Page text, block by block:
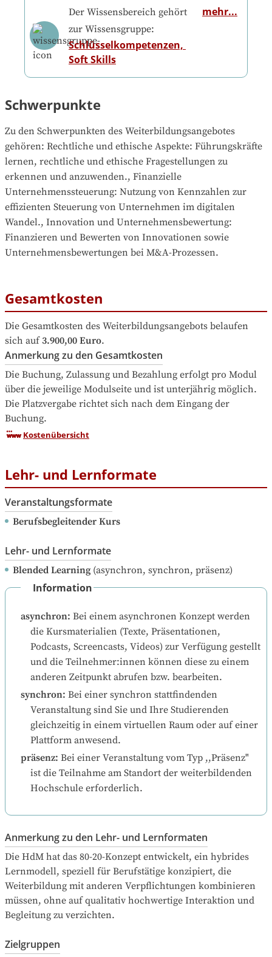
Der Wissensbereich gehört
zur Wissensgruppe:
Schlüsselkompetenzen,
Soft Skills
mehr...
Schwerpunkte
Zu den Schwerpunkten des Weiterbildungsangebotes
gehören: Rechtliche und ethische Aspekte: Führungskräfte
lernen, rechtliche und ethische Fragestellungen zu
erkennen und anzuwenden., Finanzielle
Unternehmenssteuerung: Nutzung von Kennzahlen zur
effizienten Steuerung von Unternehmen im digitalen
Wandel., Innovation und Unternehmensbewertung:
Finanzieren und Bewerten von Innovationen sowie
Unternehmensbewertungen bei M&A-Prozessen.
Gesamtkosten
Die Gesamtkosten des Weiterbildungsangebots belaufen
sich auf 3.900,00 Euro.
Anmerkung zu den Gesamtkosten
Die Buchung, Zulassung und Bezahlung erfolgt pro Modul
über die jeweilige Modulseite und ist unterjährig möglich.
Die Platzvergabe richtet sich nach dem Eingang der
Buchung.
Kostenübersicht
Lehr- und Lernformate
Veranstaltungsformate
Berufsbegleitender Kurs
Lehr- und Lernformate
Blended Learning(asynchron, synchron, präsenz)
Information
asynchron: Bei einem asynchronen Konzept werden
die Kursmaterialien (Texte, Präsentationen,
Podcasts, Screencasts, Videos) zur Verfügung gestellt
und die Teilnehmer:innen können diese zu einem
anderen Zeitpunkt abrufen bzw. bearbeiten.
synchron: Bei einer synchron stattfindenden
Veranstaltung sind Sie und Ihre Studierenden
gleichzeitig in einem virtuellen Raum oder auf einer
Plattform anwesend.
präsenz: Bei einer Veranstaltung vom Typ ,,Präsenz"
ist die Teilnahme am Standort der weiterbildenden
Hochschule erforderlich.
Anmerkung zu den Lehr- und Lernformaten
Die HdM hat das 80-20-Konzept entwickelt, ein hybrides
Lernmodell, speziell für Berufstätige konzipiert, die
Weiterbildung mit anderen Verpflichtungen kombinieren
müssen, ohne auf qualitativ hochwertige Interaktion und
Begleitung zu verzichten.
Zielgruppen